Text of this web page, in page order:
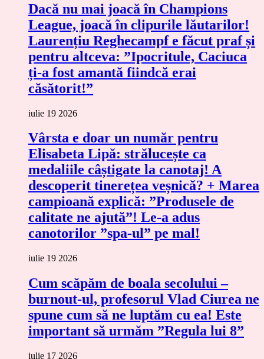
Dacă nu mai joacă în Champions
League, joacă în clipurile lăutarilor!
Laurențiu Reghecampf e făcut praf și
pentru altceva: ”Ipocritule, Caciuca
ți-a fost amantă fiindcă erai
căsătorit!”
iulie 19 2026
Vârsta e doar un număr pentru
Elisabeta Lipă: strălucește ca
medaliile câștigate la canotaj! A
descoperit tinerețea veșnică? + Marea
campioană explică: ”Produsele de
calitate ne ajută”! Le-a adus
canotorilor ”spa-ul” pe mal!
iulie 19 2026
Cum scăpăm de boala secolului –
burnout-ul, profesorul Vlad Ciurea ne
spune cum să ne luptăm cu ea! Este
important să urmăm ”Regula lui 8”
iulie 17 2026